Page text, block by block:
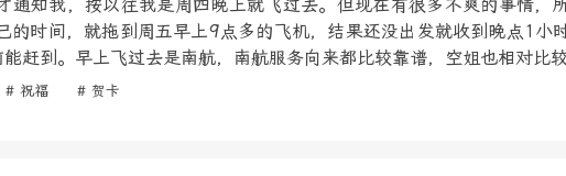
通知我，按以往我是周四晚上就飞过去。但现在有很多不爽的事情，
的时间，就拖到周五早上9点多的飞机，结果还没出发就收到晚点1小
赶到。早上飞过去是南航，南航服务向来都比较靠谱，空姐也相对比
# 祝福 # 贺卡